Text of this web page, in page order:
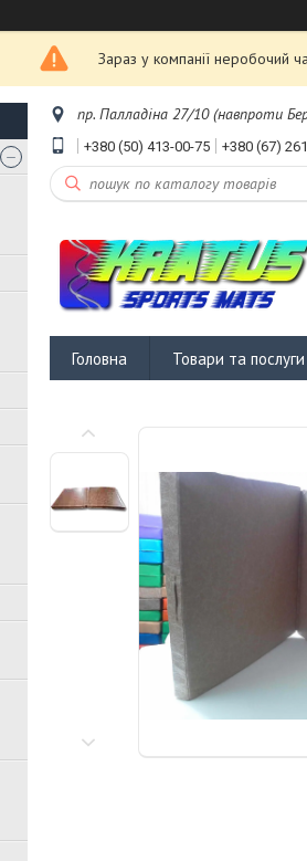
Зараз у компанії неробочий
пр. Палладіна 27/10 (навпроти
+380 (50) 413-00-75 +380 (67)
Головна Товари та послуги